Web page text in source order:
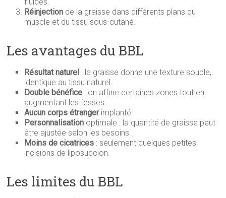
fluides.
Réinjection de la graisse dans différents plans du
muscle et du tissu sous-cutané.
Les avantages du BBL
Résultat naturel : la graisse donne une texture souple,
identique au tissu naturel.
Double bénéfice : on affine certaines zones tout en
augmentant les fesses.
Aucun corps étrangerimplanté.
Personnalisation optimale : la quantité de graisse peut
être ajustée selon les besoins.
Moins de cicatrices : seulement quelques petites
incisions de liposuccion.
Les limites du BBL